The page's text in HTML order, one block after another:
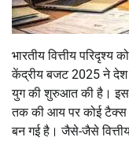
भारतीय वित्तीय
केंद्रीय बजट 2025 ने देश
युग की शुरुआत की है।
तक की आय पर कोई टैक्स
बन गई है। जैसे-जैसे